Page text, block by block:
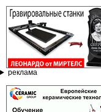
реклама